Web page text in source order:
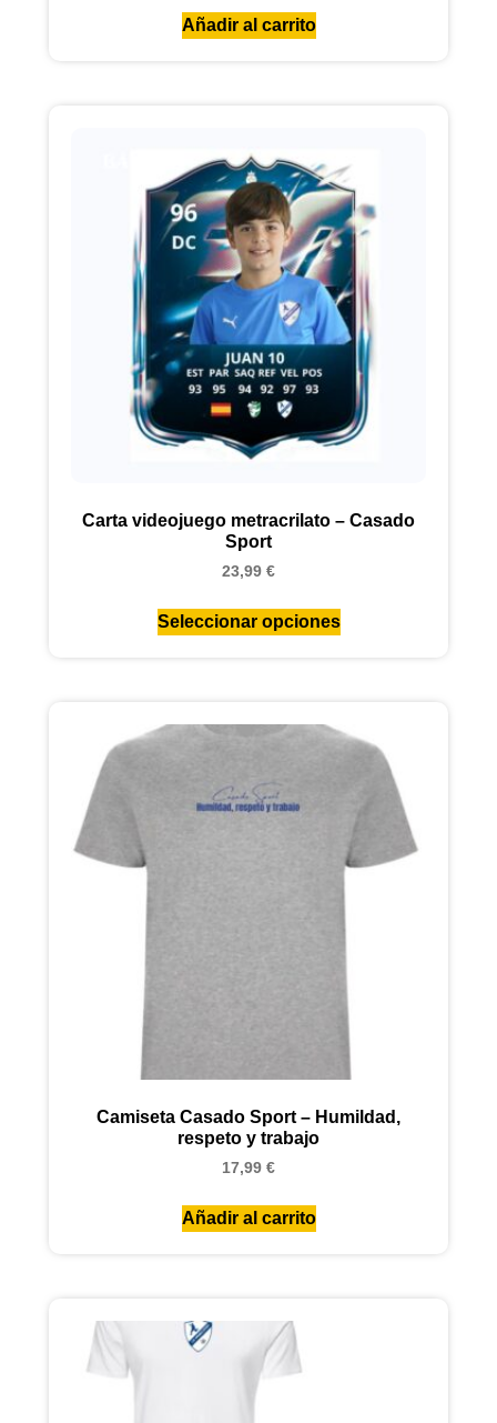
Añadir al carrito
Carta videojuego metracrilato – Casado
Sport
23,99 €
Seleccionar opciones
Camiseta Casado Sport – Humildad,
respeto y trabajo
17,99 €
Añadir al carrito